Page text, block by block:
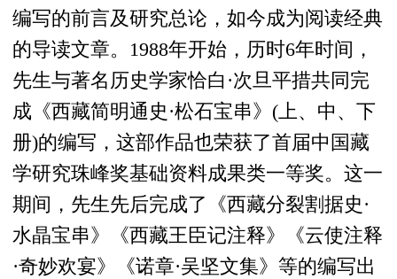
编写的前言及研究总论，如今成为阅读经典
的导读文章。1988年开始，历时6年时间，
先生与著名历史学家恰白·次旦平措共同完
成《西藏简明通史·松石宝串》(上、中、下
册)的编写，这部作品也荣获了首届中国藏
学研究珠峰奖基础资料成果类一等奖。这一
期间，先生先后完成了《西藏分裂割据史·
水晶宝串》《西藏王臣记注释》《云使注释
·奇妙欢宴》《诺章·吴坚文集》等的编写出